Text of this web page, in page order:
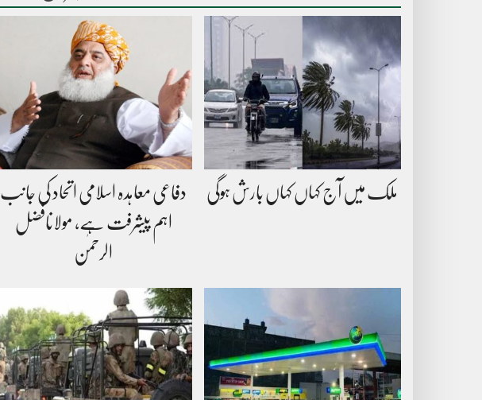
ملک میں آج کہاں کہاں بارش ہوگی
دفاعی معاہدہ اسلامی اتحاد کی جانب
اہم پیشرفت ہے، مولانافضل
الرحمٰن